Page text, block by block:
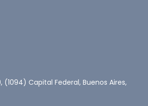
(1094) Capital Federal, Buenos Aires,